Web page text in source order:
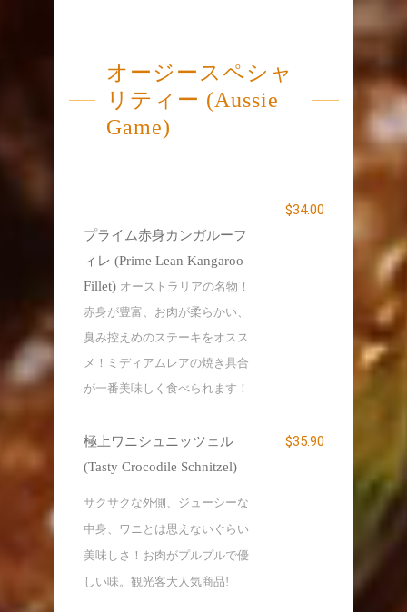
オージースペシャ
リティー (Aussie
Game)
プライム赤身カンガルーフ
ィレ (Prime Lean Kangaroo
Fillet) オーストラリアの名物！
赤身が豊富、お肉が柔らかい、
臭み控えめのステーキをオスス
メ！ミディアムレアの焼き具合
が一番美味しく食べられます！
$34.00
極上ワニシュニッツェル
(Tasty Crocodile Schnitzel)
サクサクな外側、ジューシーな
中身、ワニとは思えないぐらい
美味しさ！お肉がプルプルで優
しい味。観光客大人気商品!
$35.90